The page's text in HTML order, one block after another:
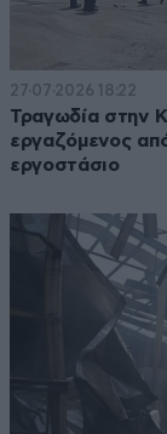
27·07·2026 18:22
Τραγωδία στην
εργαζόμενος
εργοστάσιο